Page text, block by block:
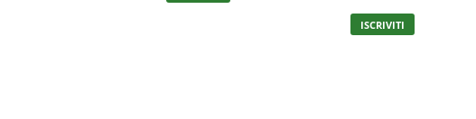
prodotto
ISCRIVITI